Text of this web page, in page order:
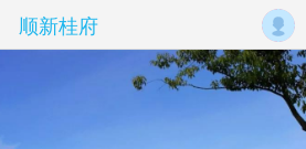
顺新桂府